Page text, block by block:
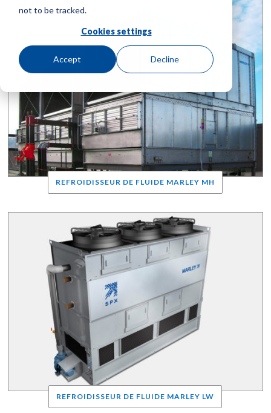
not to be tracked.
Cookies settings
Accept Decline
REFROIDISSEUR DE FLUIDE MARLEY MH
REFROIDISSEUR DE FLUIDE MARLEY LW